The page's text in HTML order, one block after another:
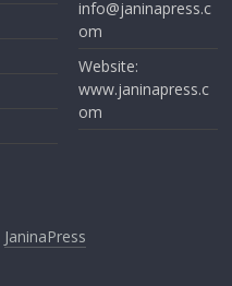
info@janinapress.c
om
Website:
www.janinapress.c
om
JaninaPress